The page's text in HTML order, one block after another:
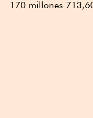
170 millones